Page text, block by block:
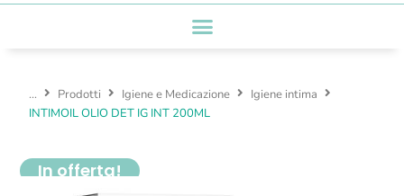
... Prodotti Igiene e Medicazione
Igiene intima
INTIMOIL OLIO DET IG INT 200ML
In offerta!